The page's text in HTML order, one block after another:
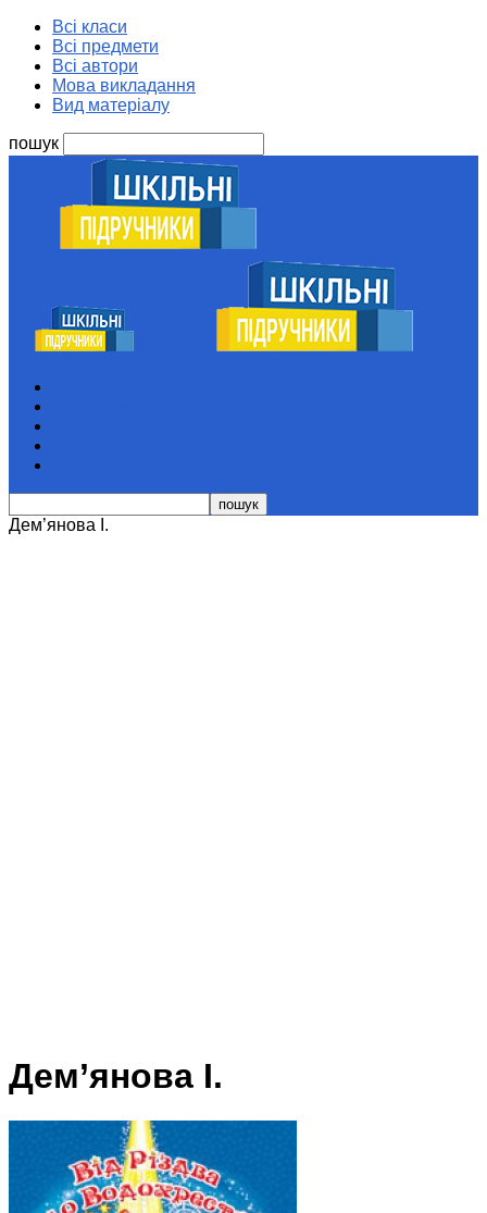
Всі класи
Всі предмети
Всі автори
Мова викладання
Вид матеріалу
пошук
Дем’янова І.
Дем’янова І.